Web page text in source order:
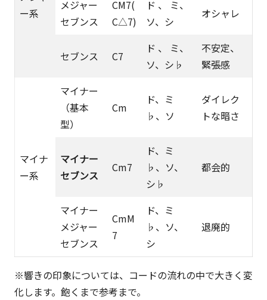
シ
ュ
な
も
の
ー系
メジャー
セブンス
CM7(
C△7)
ド 、 ミ、
ソ、シ
オシャレ
セブンス C7
ド 、 ミ、
ソ、シ♭
不安定、
緊張感
マイナ
ー系
マイナー
（基本
型）
Cm
ド、ミ
♭、ソ
ダイレク
トな暗さ
マイナー
セブンス
Cm7
ド、ミ
♭、ソ、
シ♭
都会的
マイナー
メジャー
セブンス
CmM
7
ド、ミ
♭、ソ、
シ
退廃的
※響きの印象については、コードの流れの中で大きく変
化します。飽くまで参考まで。